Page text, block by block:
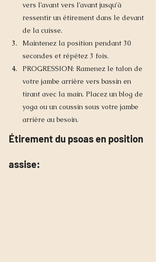
vers l’avant vers l’avant jusqu’à
ressentir un étirement dans le devant
de la cuisse.
Maintenez la position pendant 30
secondes et répétez 3 fois.
PROGRESSION: Ramenez le talon de
votre jambe arrière vers bassin en
tirant avec la main. Placez un blog de
yoga ou un coussin sous votre jambe
arrière au besoin.
Étirement du psoas en position
assise: